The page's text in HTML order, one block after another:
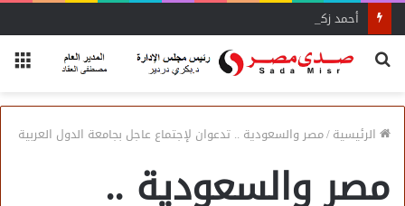
أحمد زكي: مبادرة “مصر تنطلق بالتصدير”
بحث
الرئيسية/مصر والسعودية .. تدعوان لإجتماع عاجل بجامعة الدول العربية
مصر والسعودية ..